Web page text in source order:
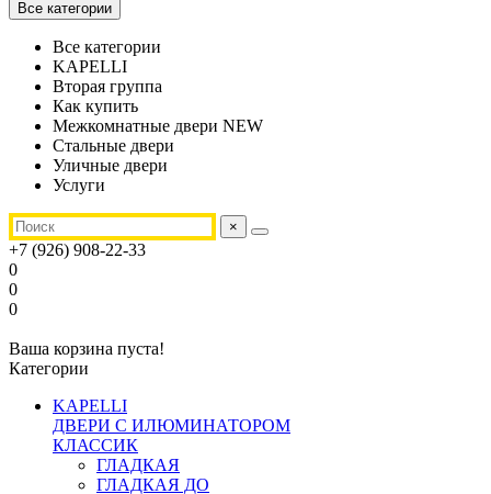
Все категории
Все категории
KAPELLI
Вторая группа
Как купить
Межкомнатные двери NEW
Стальные двери
Уличные двери
Услуги
×
+7 (926) 908-22-33
0
0
0
Ваша корзина пуста!
Категории
KAPELLI
ДВЕРИ С ИЛЮМИНАТОРОМ
КЛАССИК
ГЛАДКАЯ
ГЛАДКАЯ ДО